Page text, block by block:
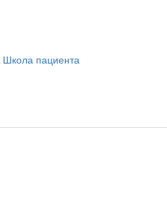
Школа пациента